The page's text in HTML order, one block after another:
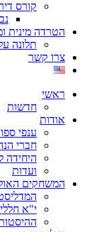
קורס
הטרדה מינית
תלונה
צרו קשר
ראשי
חדשות
אודות
ענפי
חברי
היחידה
ועדות
המשחקים
י"א חללי